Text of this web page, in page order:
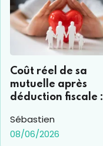
Coût réel de sa
mutuelle après
déduction fiscale :
retrouver ?
Sébastien
08/06/2026